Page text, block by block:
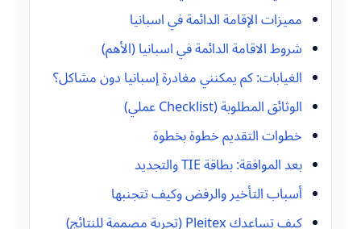
مميزات الإقامة الدائمة في اسبانيا
شروط الاقامة الدائمة في اسبانيا (الأهم)
الغيابات: كم يمكنني مغادرة إسبانيا دون مشاكل؟
الوثائق المطلوبة (Checklist عملي)
خطوات التقديم خطوة بخطوة
بعد الموافقة: بطاقة TIE والتجديد
أسباب التأخير والرفض وكيف تتجنبها
كيف تساعدك Pleitex (تجربة مصممة للنتائج)